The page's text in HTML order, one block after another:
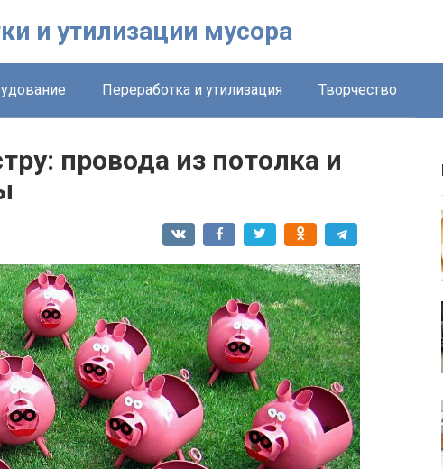
и утилизации мусора
Переработка и утилизация Творчество
провода из потолка и